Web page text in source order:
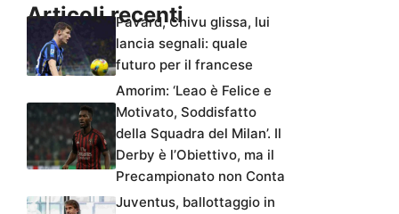
Articoli recentiPavard, Chivu glissa, lui
lancia segnali: quale
futuro per il francese
Amorim: ‘Leao è Felice e
Motivato, Soddisfatto
della Squadra del Milan’. Il
Derby è l’Obiettivo, ma il
Precampionato non Conta
Juventus, ballottaggio in